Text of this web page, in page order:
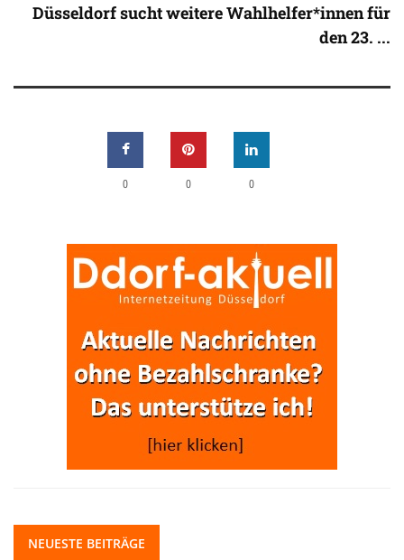
Düsseldorf sucht weitere Wahlhelfer*innen für
den 23. ...
0 0 0
NEUESTE BEITRÄGE